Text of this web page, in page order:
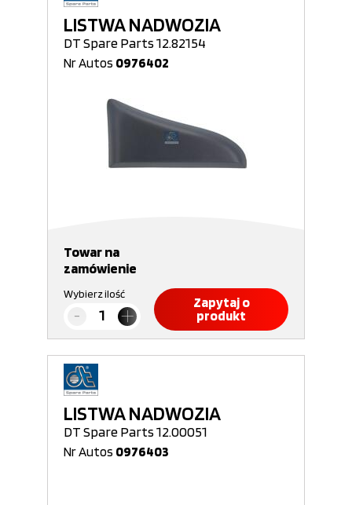
LISTWA NADWOZIA
DT Spare Parts 12.82154
Nr Autos 0976402
Towar na
zamówienie
Wybierz ilość
Zapytaj o
produkt
LISTWA NADWOZIA
DT Spare Parts 12.00051
Nr Autos 0976403